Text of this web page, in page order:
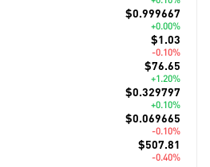
$0.999667
+0.00%
$1.03
-0.10%
$76.65
+1.20%
$0.329797
+0.10%
$0.069665
-0.10%
$507.81
-0.40%